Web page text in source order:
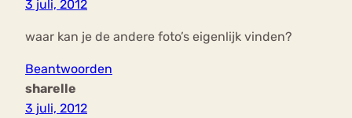
3 juli, 2012
waar kan je de andere foto’s eigenlijk vinden?
Beantwoorden
sharelle
3 juli, 2012